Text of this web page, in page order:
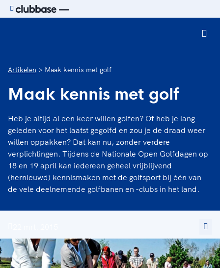
Artikelen Maak kennis met golf
Maak kennis met golf
Heb je altijd al een keer willen golfen? Of heb je lang
geleden voor het laatst gegolfd en zou je de draad weer
willen oppakken? Dat kan nu, zonder verdere
verplichtingen. Tijdens de Nationale Open Golfdagen op
18 en 19 april kan iedereen geheel vrijblijvend
(hernieuwd) kennismaken met de golfsport bij één van
de vele deelnemende golfbanen en -clubs in het land.